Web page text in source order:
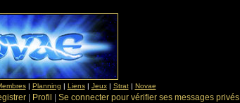
| Planning | Liens| Jeux| Strat| Novae
Profil Se connecter pour vérifier ses messages privés